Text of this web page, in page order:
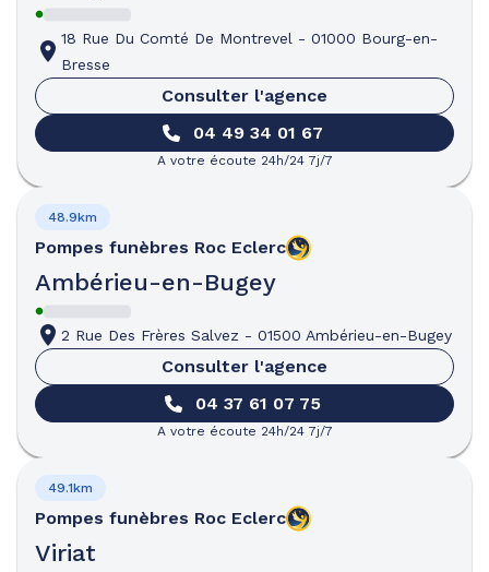
18 Rue Du Comté De Montrevel - 01000 Bourg-en-
Bresse
Consulter l'agence
04 49 34 01 67
A votre écoute 24h/24 7j/7
Pompes funèbres Roc Eclerc
Ambérieu-en-Bugey
48.9km
2 Rue Des Frères Salvez - 01500 Ambérieu-en-Bugey
Consulter l'agence
04 37 61 07 75
A votre écoute 24h/24 7j/7
Pompes funèbres Roc Eclerc
Viriat
49.1km